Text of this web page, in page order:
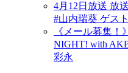
4月12日放送 放
#山内瑞葵 ゲス
《メール募集！
NIGHT! with
彩永